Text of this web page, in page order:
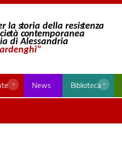
News Biblioteca